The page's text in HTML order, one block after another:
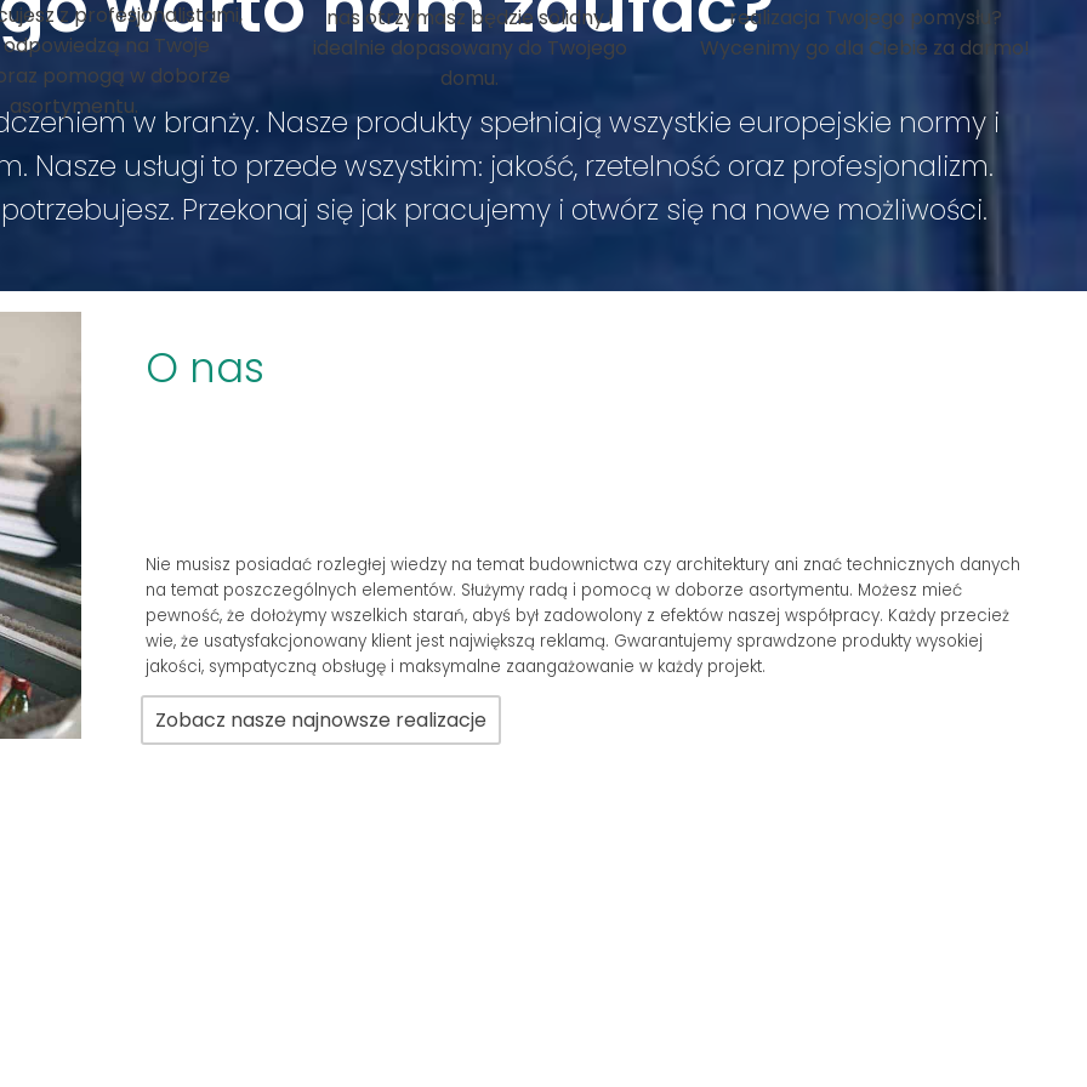
w branży. Nasze produkty spełniają wszystkie europejskie normy i
usługi to przede wszystkim: jakość, rzetelność oraz profesjonalizm.
Przekonaj się jak pracujemy i otwórz się na nowe możliwości.
z profesjonalistami,
na Twoje
pomogą w doborze
asortymentu.
nas otrzymasz będzie solidny i
idealnie dopasowany do Twojego
domu.
realizacja Twojego pomysłu?
Wycenimy go dla Ciebie za darmo!
O nas
Nie musisz posiadać rozległej wiedzy na temat budownictwa czy architektury ani znać technicznych danych
na temat poszczególnych elementów. Służymy radą i pomocą w doborze asortymentu. Możesz mieć
pewność, że dołożymy wszelkich starań, abyś był zadowolony z efektów naszej współpracy. Każdy przecież
wie, że usatysfakcjonowany klient jest największą reklamą. Gwarantujemy sprawdzone produkty wysokiej
jakości, sympatyczną obsługę i maksymalne zaangażowanie w każdy projekt.
Zobacz nasze najnowsze realizacje